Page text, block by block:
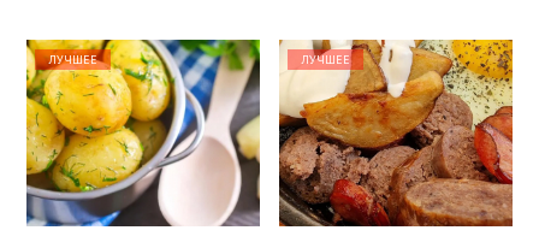
ЛУЧШЕЕ ЛУЧШЕЕ